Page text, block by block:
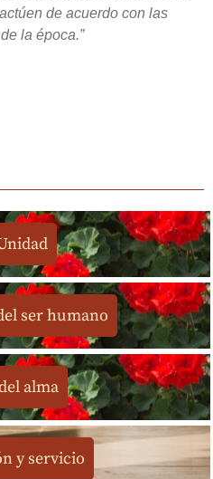
de acuerdo con las
la época.”
ser humano
alma
y servicio